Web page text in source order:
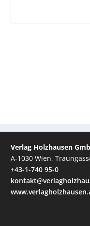
Verlag Holzhausen
A-1030 Wien,
+43-1-740 95-0